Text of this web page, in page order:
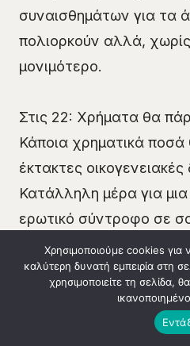
συναισθημάτων για τα
πολιορκούν αλλά, χωρίς
μονιμότερο.
Στις 22: Χρήματα θα
Κάποια χρηματικά
έκτακτες
Κατάλληλη μέρα για
ερωτικό σύντροφο σε
Είστε και οι δύο
ξεπεράσετε τα
Στις 23: Οι πλανητικές
Κλήση
Χρησιμοποιούμε cookies
καλύτερη δυνατή εμπειρία στη
χρησιμοποιείτε τη σελίδα,